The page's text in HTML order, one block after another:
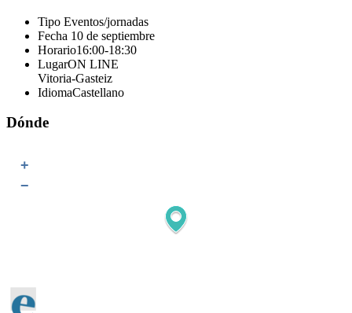
Tipo Eventos/jornadas
Fecha 10 de septiembre
Horario16:00-18:30
LugarON LINE
Vitoria-Gasteiz
IdiomaCastellano
Dónde
+
−